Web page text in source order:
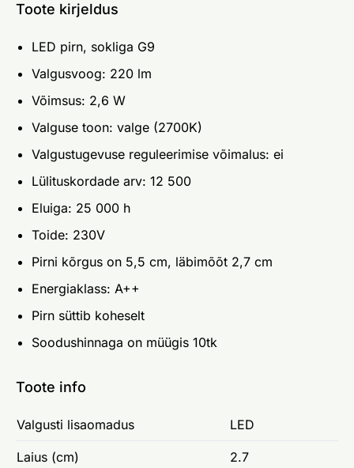
Toote kirjeldus
LED pirn, sokliga G9
Valgusvoog: 220 lm
Võimsus: 2,6 W
Valguse toon: valge (2700K)
Valgustugevuse reguleerimise võimalus: ei
Lülituskordade arv: 12 500
Eluiga: 25 000 h
Toide: 230V
Pirni kõrgus on 5,5 cm, läbimõõt 2,7 cm
Energiaklass: A++
Pirn süttib koheselt
Soodushinnaga on müügis 10tk
Toote info
Valgusti lisaomadus LED
Laius (cm) 2.7